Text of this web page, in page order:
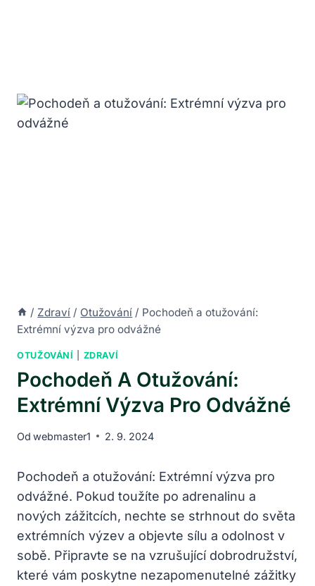
/ Zdraví / Otužování / Pochodeň a otužování:
Extrémní výzva pro odvážné
OTUŽOVÁNÍ ZDRAVÍ
Pochodeň A Otužování:
Extrémní Výzva Pro Odvážné
Od webmaster1 2. 9. 2024
Pochodeň a otužování: Extrémní výzva pro
odvážné. Pokud toužíte po adrenalinu a
nových zážitcích, nechte se strhnout do světa
extrémních výzev a objevte sílu a odolnost v
sobě. Připravte se na vzrušující dobrodružství,
které vám poskytne nezapomenutelné zážitky